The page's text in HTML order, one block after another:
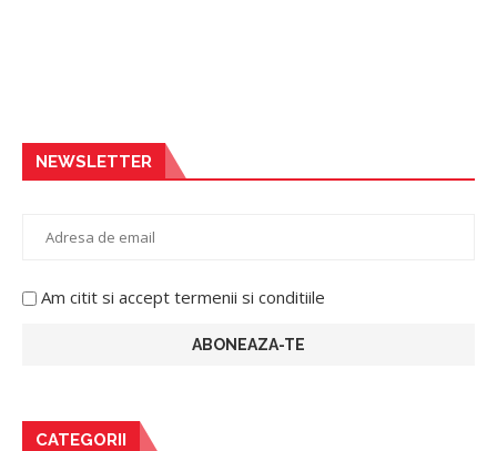
NEWSLETTER
Am citit si accept termenii si conditiile
CATEGORII